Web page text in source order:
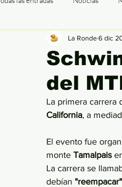
Cx / Ciclocrós Indoor
Ronde de Flandes París -
del
La Ronde6 dic
La primera carrera
California, a
El evento fue
monte Tamalpais
La carrera se
debían "reempacar"